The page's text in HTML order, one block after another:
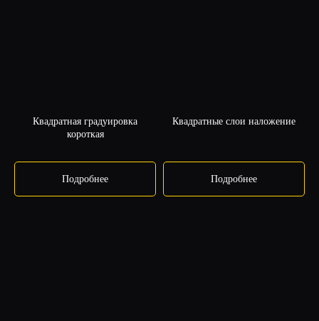
Квадратная градуировка
короткая
Подробнее
Квадратные слои наложение
Подробнее
ПРОГРАММА
КУРСА